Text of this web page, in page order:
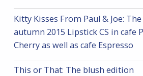
Kitty Kisses From Paul & Joe: The
autumn 2015 Lipstick CS in cafe
Cherry as well as cafe Espresso
This or That: The blush edition